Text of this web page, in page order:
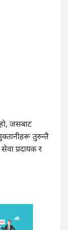
जसबाट
तुरुन्तै
प्रदायक र